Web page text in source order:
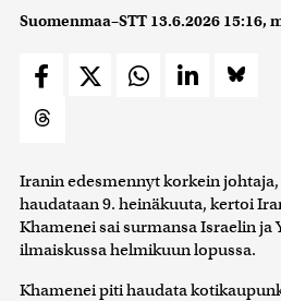
Suomenmaa–STT 13.6.2026 15:16,
Iranin edesmennyt korkein
haudataan 9. heinäkuuta, kertoi
Khamenei sai surmansa Israelin ja
ilmaiskussa helmikuun lopussa.
Khamenei piti haudata